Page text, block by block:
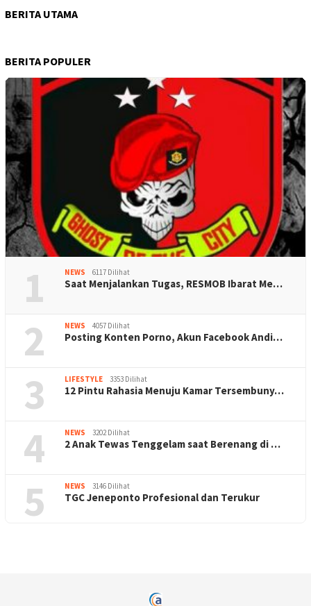
BERITA UTAMA
BERITA POPULER
1 NEWS 6117 Dilihat
Saat Menjalankan Tugas, RESMOB Ibarat Me…
2 NEWS 4057 Dilihat
Posting Konten Porno, Akun Facebook Andi…
3 LIFESTYLE 3353 Dilihat
12 Pintu Rahasia Menuju Kamar Tersembuny…
4 NEWS 3202 Dilihat
2 Anak Tewas Tenggelam saat Berenang di …
5 NEWS 3146 Dilihat
TGC Jeneponto Profesional dan Terukur